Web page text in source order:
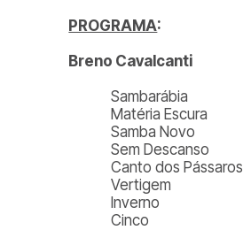
PROGRAMA:
Breno Cavalcanti
Sambarábia
Matéria Escura
Samba Novo
Sem Descanso
Canto dos Pássaros
Vertigem
Inverno
Cinco